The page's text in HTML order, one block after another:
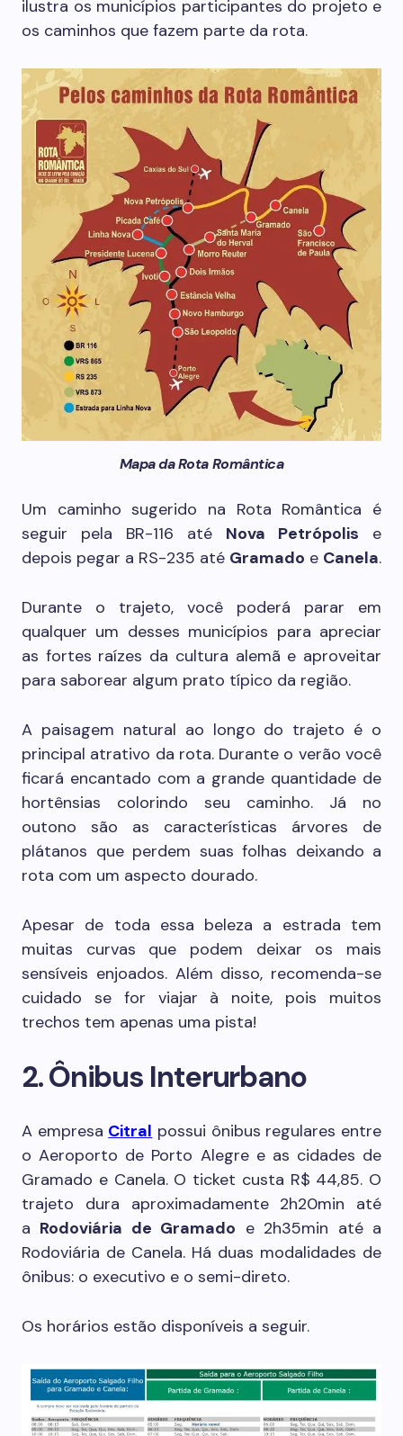
ilustra os municípios participantes do projeto e
os caminhos que fazem parte da rota.
Mapa da Rota Romântica
Um caminho sugerido na Rota Romântica é
seguir pela BR-116 até Nova Petrópolis e
depois pegar a RS-235 até Gramado e Canela.
Durante o trajeto, você poderá parar em
qualquer um desses municípios para apreciar
as fortes raízes da cultura alemã e aproveitar
para saborear algum prato típico da região.
A paisagem natural ao longo do trajeto é o
principal atrativo da rota. Durante o verão você
ficará encantado com a grande quantidade de
hortênsias colorindo seu caminho. Já no
outono são as características árvores de
plátanos que perdem suas folhas deixando a
rota com um aspecto dourado.
Apesar de toda essa beleza a estrada tem
muitas curvas que podem deixar os mais
sensíveis enjoados. Além disso, recomenda-se
cuidado se for viajar à noite, pois muitos
trechos tem apenas uma pista!
2. Ônibus Interurbano
A empresa Citral possui ônibus regulares entre
o Aeroporto de Porto Alegre e as cidades de
Gramado e Canela. O ticket custa R$ 44,85. O
trajeto dura aproximadamente 2h20min até
a Rodoviária de Gramado e 2h35min até a
Rodoviária de Canela. Há duas modalidades de
ônibus: o executivo e o semi-direto.
Os horários estão disponíveis a seguir.